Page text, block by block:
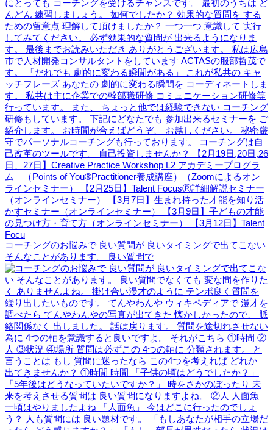
コーチングのお悩みで 良い質問が 良いタイミングで出てこない
そんなことがあります。 良い質問で